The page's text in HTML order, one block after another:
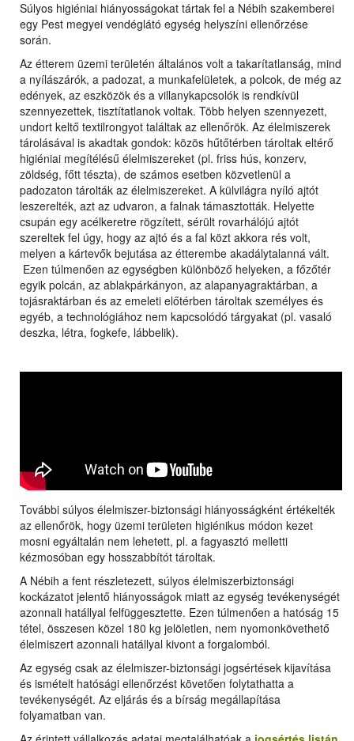
Súlyos higiéniai hiányosságokat tártak fel a Nébih szakemberei
egy Pest megyei vendéglátó egység helyszíni ellenőrzése
során.
Az étterem üzemi területén általános volt a takarítatlanság, mind
a nyílászárók, a padozat, a munkafelületek, a polcok, de még az
edények, az eszközök és a villanykapcsolók is rendkívül
szennyezettek, tisztítatlanok voltak. Több helyen szennyezett,
undort keltő textilrongyot találtak az ellenőrök. Az élelmiszerek
tárolásával is akadtak gondok: közös hűtőtérben tároltak eltérő
higiéniai megítélésű élelmiszereket (pl. friss hús, konzerv,
zöldség, főtt tészta), de számos esetben közvetlenül a
padozaton tárolták az élelmiszereket. A külvilágra nyíló ajtót
leszerelték, azt az udvaron, a falnak támasztották. Helyette
csupán egy acélkeretre rögzített, sérült rovarhálójú ajtót
szereltek fel úgy, hogy az ajtó és a fal közt akkora rés volt,
melyen a kártevők bejutása az étterembe akadálytalanná vált.
Ezen túlmenően az egységben különböző helyeken, a főzőtér
egyik polcán, az ablakpárkányon, az alapanyagraktárban, a
tojásraktárban és az emeleti előtérben tároltak személyes és
egyéb, a technológiához nem kapcsolódó tárgyakat (pl. vasaló
deszka, létra, fogkefe, lábbelik).
További súlyos élelmiszer-biztonsági hiányosságként értékelték
az ellenőrök, hogy üzemi területen higiénikus módon kezet
mosni egyáltalán nem lehetett, pl. a fagyasztó melletti
kézmosóban egy hosszabbítót tároltak.
A Nébih a fent részletezett, súlyos élelmiszerbiztonsági
kockázatot jelentő hiányosságok miatt az egység tevékenységét
azonnali hatállyal felfüggesztette. Ezen túlmenően a hatóság 15
tétel, összesen közel 180 kg jelöletlen, nem nyomonkövethető
élelmiszert azonnali hatállyal kivont a forgalomból.
Az egység csak az élelmiszer-biztonsági jogsértések kijavítása
és ismételt hatósági ellenőrzést követően folytathatta a
tevékenységét. Az eljárás és a bírság megállapítása
folyamatban van.